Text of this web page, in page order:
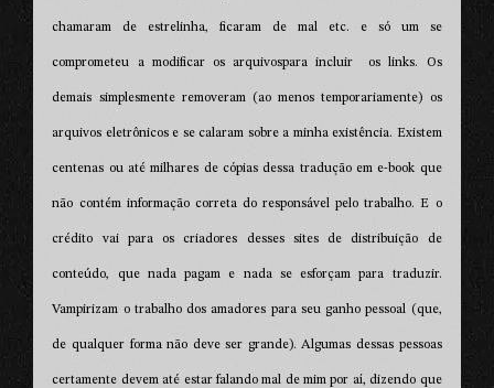
chamaram de estrelinha, ficaram de mal etc. e só um se
comprometeu a modificar os arquivospara incluir os links. Os
demais simplesmente removeram (ao menos temporariamente) os
arquivos eletrônicos e se calaram sobre a minha existência. Existem
centenas ou até milhares de cópias dessa tradução em e-book que
não contém informação correta do responsável pelo trabalho. E o
crédito vai para os criadores desses sites de distribuição de
conteúdo, que nada pagam e nada se esforçam para traduzir.
Vampirizam o trabalho dos amadores para seu ganho pessoal (que,
de qualquer forma não deve ser grande). Algumas dessas pessoas
certamente devem até estar falando mal de mim por aí, dizendo que